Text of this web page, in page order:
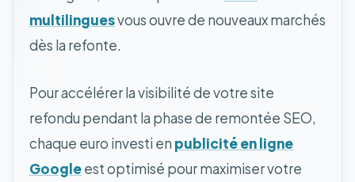
multilinguesvous ouvre de nouveaux marchés
dès la refonte.
Pour accélérer la visibilité de votre site
refondu pendant la phase de remontée SEO,
chaque euro investi en publicité en ligne
Googleest optimisé pour maximiser votre